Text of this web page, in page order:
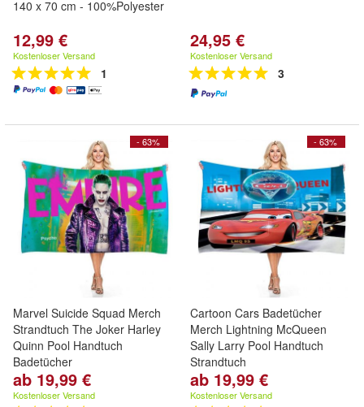
140 x 70 cm - 100%Polyester
12,99 €
Kostenloser Versand
1
24,95 €
Kostenloser Versand
3
- 63%
Marvel Suicide Squad Merch
Strandtuch The Joker Harley
Quinn Pool Handtuch
Badetücher
ab 19,99 €
Kostenloser Versand
- 63%
Cartoon Cars Badetücher
Merch Lightning McQueen
Sally Larry Pool Handtuch
Strandtuch
ab 19,99 €
Kostenloser Versand